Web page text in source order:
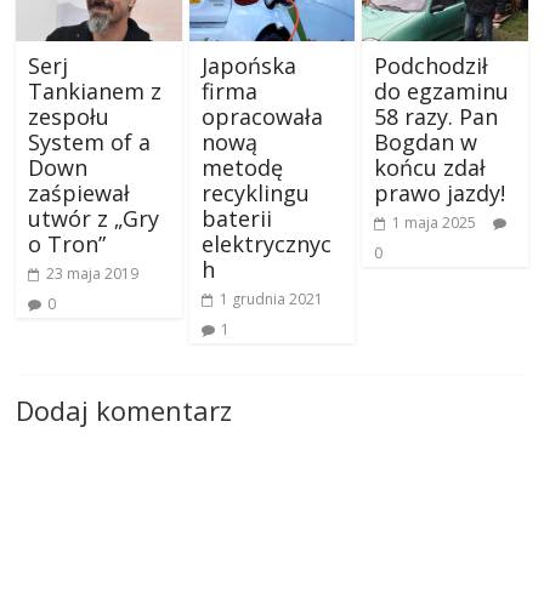
Serj
Tankianem z
zespołu
System of a
Down
zaśpiewał
utwór z „Gry
o Tron”
23 maja 2019
0
Japońska
firma
opracowała
nową
metodę
recyklingu
baterii
elektrycznyc
h
1 grudnia 2021
1
Podchodził
do egzaminu
58 razy. Pan
Bogdan w
końcu zdał
prawo jazdy!
1 maja 2025
0
Dodaj komentarz